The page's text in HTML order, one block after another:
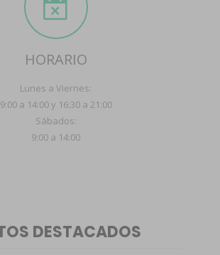
HORARIO
Lunes a Viernes:
9:00 a 14:00 y 16:30 a 21:00
Sábados:
9:00 a 14:00